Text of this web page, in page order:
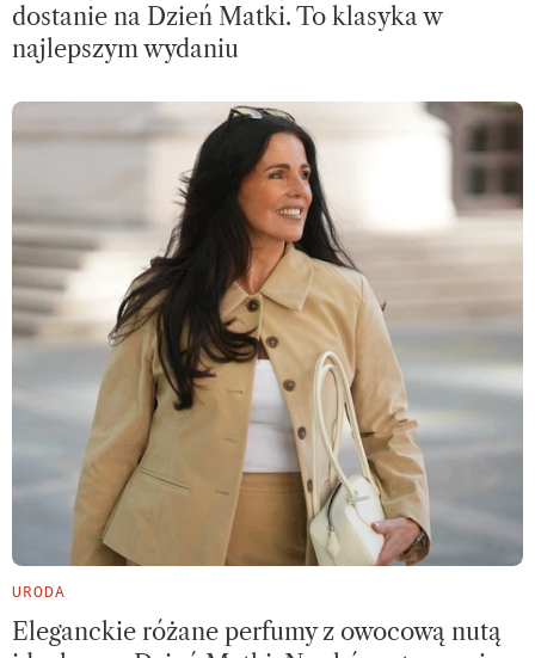
dostanie na Dzień Matki. To klasyka w
najlepszym wydaniu
URODA
Eleganckie różane perfumy z owocową nutą